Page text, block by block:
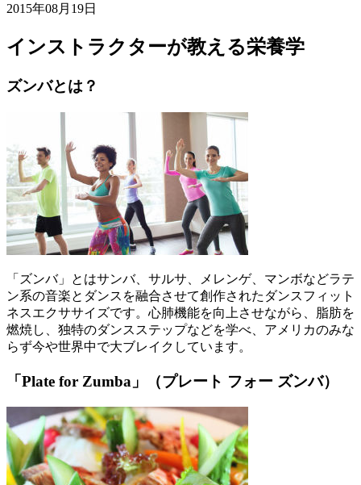
2015年08月19日
インストラクターが教える栄養学
ズンバとは？
「ズンバ」とはサンバ、サルサ、メレンゲ、マンボなどラテ
ン系の音楽とダンスを融合させて創作されたダンスフィット
ネスエクササイズです。心肺機能を向上させながら、脂肪を
燃焼し、独特のダンスステップなどを学べ、アメリカのみな
らず今や世界中で大ブレイクしています。
「Plate for Zumba」（プレート フォー ズンバ）